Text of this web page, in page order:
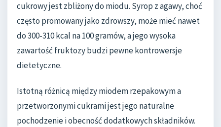
cukrowy jest zbliżony do miodu. Syrop z agawy, choć
często promowany jako zdrowszy, może mieć nawet
do 300-310 kcal na 100 gramów, a jego wysoka
zawartość fruktozy budzi pewne kontrowersje
dietetyczne.
Istotną różnicą między miodem rzepakowym a
przetworzonymi cukrami jest jego naturalne
pochodzenie i obecność dodatkowych składników.